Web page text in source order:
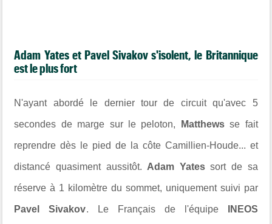
Adam Yates et Pavel Sivakov s'isolent, le Britannique
est le plus fort
N'ayant abordé le dernier tour de circuit qu'avec 5
secondes de marge sur le peloton, Matthewsse fait
reprendre dès le pied de la côte Camillien-Houde... et
distancé quasiment aussitôt. Adam Yatessort de sa
réserve à 1 kilomètre du sommet, uniquement suivi par
Pavel Sivakov. Le Français de l'équipe INEOS